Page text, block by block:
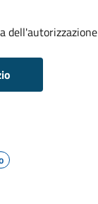
dell'autorizzazione